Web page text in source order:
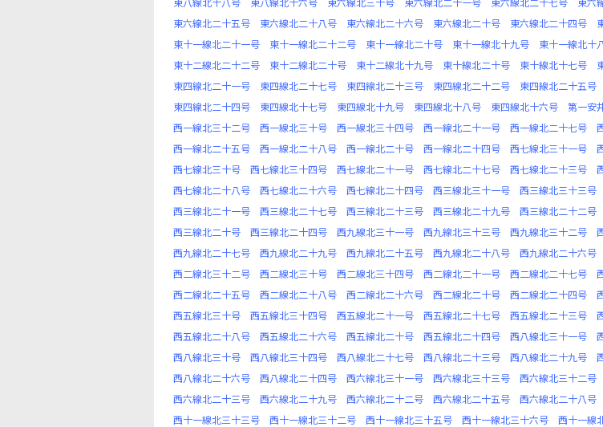
東六線北二十五号
東六線北二十八号 東六線北二十六号 東六線北二十号 東六線北二十四号
東十一線北二十一号
東十一線北二十二号 東十一線北二十号 東十一線北十九号 東十一線北十
東十二線北二十二号
東十二線北二十号 東十二線北十九号 東十線北二十号 東十線北十七号
東四線北二十一号
東四線北二十七号 東四線北二十三号 東四線北二十二号 東四線北二十五号
東四線北二十四号
東四線北十七号 東四線北十九号 東四線北十八号 東四線北十六号 第一安
西一線北三十二号
西一線北三十号 西一線北三十四号 西一線北二十一号 西一線北二十七号
西一線北二十五号
西一線北二十八号 西一線北二十号 西一線北二十四号 西七線北三十一号
西七線北三十号
西七線北三十四号 西七線北二十一号 西七線北二十七号 西七線北二十三号
西七線北二十八号
西七線北二十六号 西七線北二十四号 西三線北三十一号 西三線北三十三号
西三線北二十一号
西三線北二十七号 西三線北二十三号 西三線北二十九号 西三線北二十二号
西三線北二十号
西三線北二十四号 西九線北三十一号 西九線北三十三号 西九線北三十二号
西九線北二十七号
西九線北二十九号 西九線北二十五号 西九線北二十八号 西九線北二十六号
西二線北三十二号
西二線北三十号 西二線北三十四号 西二線北二十一号 西二線北二十七号
西二線北二十五号
西二線北二十八号 西二線北二十六号 西二線北二十号 西二線北二十四号
西五線北三十号
西五線北三十四号 西五線北二十一号 西五線北二十七号 西五線北二十三号
西五線北二十八号
西五線北二十六号 西五線北二十号 西五線北二十四号 西八線北三十一号
西八線北三十号
西八線北三十四号 西八線北二十七号 西八線北二十三号 西八線北二十九号
西八線北二十六号
西八線北二十四号 西六線北三十一号 西六線北三十三号 西六線北三十二号
西六線北二十三号
西六線北二十九号 西六線北二十二号 西六線北二十五号 西六線北二十八号
西十一線北三十三号
西十一線北三十二号 西十一線北三十五号 西十一線北三十六号 西十一線